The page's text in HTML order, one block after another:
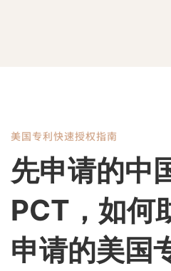
先
申
请
美国专利快速授权指南
先申请的中
PCT，如何
申请的美